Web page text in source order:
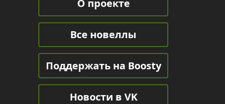
О проекте
Все новеллы
Поддержать на Boosty
Новости в VK